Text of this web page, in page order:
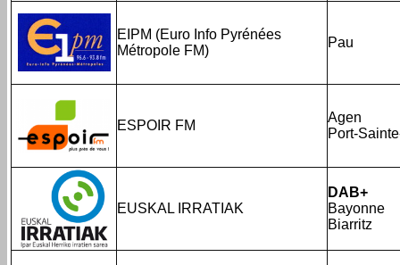
EIPM (Euro Info Pyrénées
Métropole FM)
Pau
ESPOIR FM
Agen
Port-
EUSKAL IRRATIAK
DAB+
Bayonne
Biarritz